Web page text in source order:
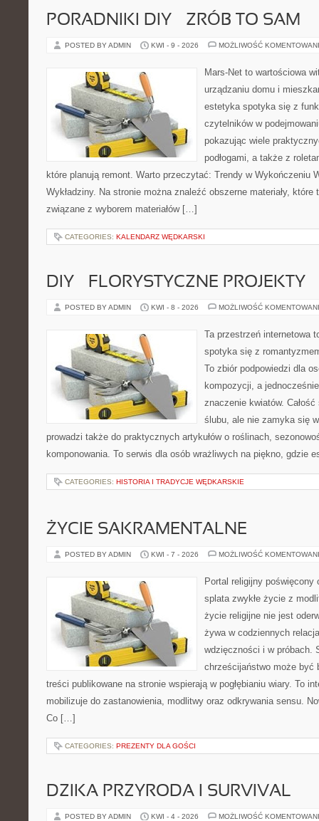
PORADNIKI DIY – ZRÓB TO SAM
POSTED BY ADMIN KWI - 9 - 2026 MOŻLIWOŚĆ
Mars-Net to wartościowa
urządzaniu domu i
estetyka spotyka się z
czytelników w
pokazując wiele
podłogami, a także z
które planują remont. Warto przeczytać: Trendy w Wykończeniu
Wykładziny. Na stronie można znaleźć obszerne materiały, które
związane z wyborem materiałów […]
CATEGORIES: KALENDARZ WĘDKARSKI
DIY – FLORYSTYCZNE PROJEKTY
POSTED BY ADMIN KWI - 8 - 2026 MOŻLIWOŚĆ
Ta przestrzeń internetowa
spotyka się z
To zbiór podpowiedzi dla
kompozycji, a
znaczenie kwiatów.
ślubu, ale nie zamyka się
prowadzi także do praktycznych artykułów o roślinach,
komponowania. To serwis dla osób wrażliwych na piękno, gdzie
CATEGORIES: HISTORIA I TRADYCJE WĘDKARSKIE
ŻYCIE SAKRAMENTALNE
POSTED BY ADMIN KWI - 7 - 2026 MOŻLIWOŚĆ
Portal religijny
splata zwykłe życie z
życie religijne nie jest
żywa w codziennych
wdzięczności i w próbach.
chrześcijaństwo może być
treści publikowane na stronie wspierają w pogłębianiu wiary. To
mobilizuje do zastanowienia, modlitwy oraz odkrywania sensu.
Co […]
CATEGORIES: PREZENTY DLA GOŚCI
DZIKA PRZYRODA I SURVIVAL
POSTED BY ADMIN KWI - 4 - 2026 MOŻLIWOŚĆ